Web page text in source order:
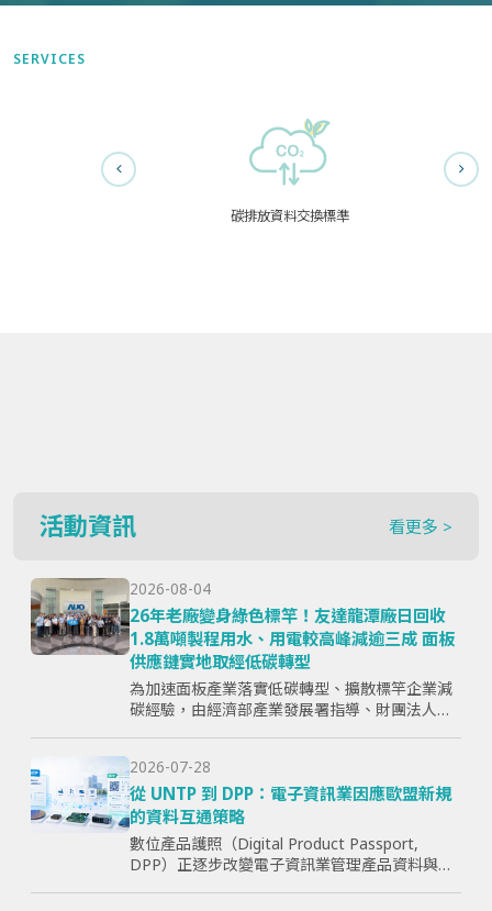
SERVICES
碳排放資料交換標準
活動資訊 看更多 >
2026-08-04
26年老廠變身綠色標竿！友達龍潭廠日回收
1.8萬噸製程用水、用電較高峰減逾三成 面板
供應鏈實地取經低碳轉型
為加速面板產業落實低碳轉型、擴散標竿企業減
碳經驗，由經濟部產業發展署指導、財團法人資
成果交流活動」，7月15日於...
2026-07-28
從 UNTP 到 DPP：電子資訊業因應歐盟新規
的資料互通策略
數位產品護照（Digital Product Passport,
DPP）正逐步改變電子資訊業管理產品資料與供